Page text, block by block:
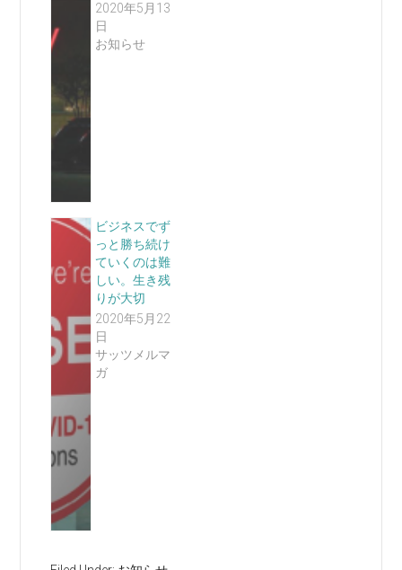
2020年5月13
日
お知らせ
ビジネスでず
っと勝ち続け
ていくのは難
しい。生き残
りが大切
2020年5月22
日
サッツメルマ
ガ